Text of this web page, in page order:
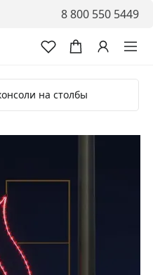
8 800 550 5449
на столбы